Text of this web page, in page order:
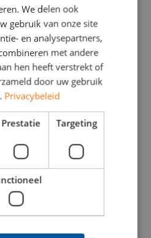
helpt je
vragen. Benno staat
We delen ook
gebruik van onze site
en analysepartners,
met andere
hen heeft verstrekt of
door uw gebruik
Privacybeleid
Prestatie Targeting